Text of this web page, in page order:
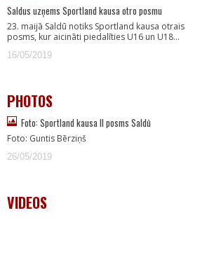
Saldus uzņems Sportland kausa otro posmu
23. maijā Saldū notiks Sportland kausa otrais
posms, kur aicināti piedalīties U16 un U18…
16/05/2019
PHOTOS
Foto: Sportland kausa II posms Saldū
Foto: Guntis Bērziņš
26/05/2019
VIDEOS